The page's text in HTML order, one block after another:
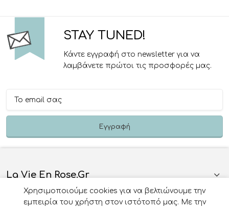
STAY TUNED!
Κάντε εγγραφή στο newsletter για να
λαμβάνετε πρώτοι τις προσφορές μας.
La Vie En Rose.gr
Πληροφορίες
Χρησιμοποιούμε cookies για να βελτιώνουμε την
εμπειρία του χρήστη στον ιστότοπό μας. Με την